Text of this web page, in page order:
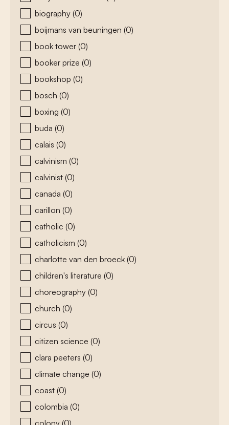
biography (0)
boijmans van beuningen (0)
book tower (0)
booker prize (0)
bookshop (0)
bosch (0)
boxing (0)
buda (0)
calais (0)
calvinism (0)
calvinist (0)
canada (0)
carillon (0)
catholic (0)
catholicism (0)
charlotte van den broeck (0)
children's literature (0)
choreography (0)
church (0)
circus (0)
citizen science (0)
clara peeters (0)
climate change (0)
coast (0)
colombia (0)
colony (0)